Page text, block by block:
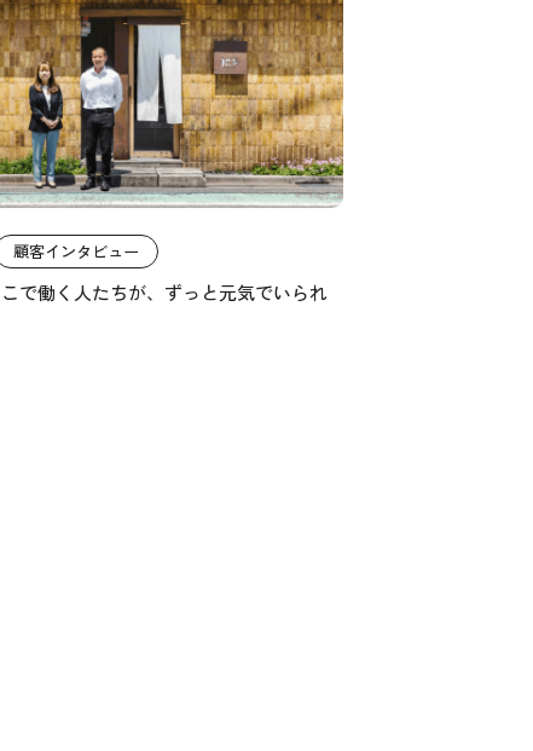
顧客インタビュー
で働く人たちが、ずっと元気でいられ